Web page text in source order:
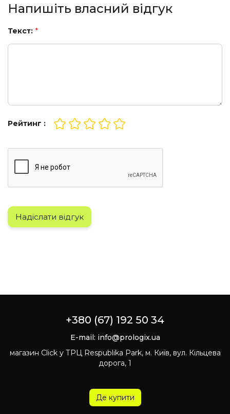
Напишіть власний відгук
Текст: *
Рейтинг :
Надіслати відгук
+380 (67) 192 50 34
E-mail: info@prologix.ua
магазин Click у ТРЦ Respublika Park, м. Київ, вул. Кільцева
дорога, 1
Де купити